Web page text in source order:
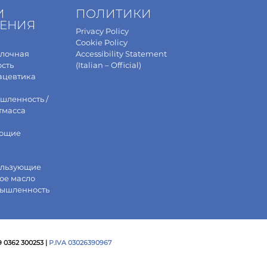
/
масло
ПОЛИТИКИ
Privacy Policy
Cookie Policy
Accessibility Statement
(Italian – Official)
0362 300253 | P.IVA 03026390967